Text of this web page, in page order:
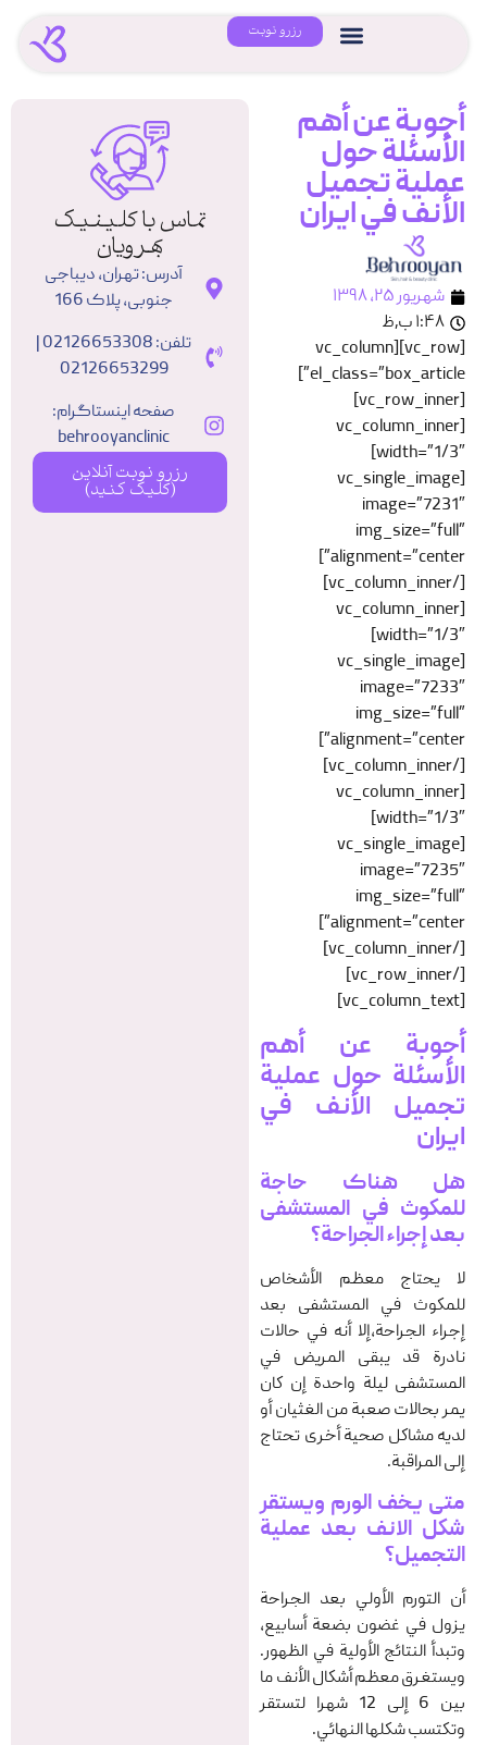
رزرو نوبت
أجوبة عن أهم
الأسئلة حول
عملیة تجمیل
الأنف في ایران
شهریور ۲۵, ۱۳۹۸
۱:۴۸ ب٫ظ
[vc_row][vc_column
el_class=”box_article”]
[vc_row_inner]
[vc_column_inner
width=”1/3″]
[vc_single_image
image=”7231″
img_size=”full”
alignment=”center”]
[/vc_column_inner]
[vc_column_inner
width=”1/3″]
[vc_single_image
image=”7233″
img_size=”full”
alignment=”center”]
[/vc_column_inner]
[vc_column_inner
width=”1/3″]
[vc_single_image
image=”7235″
img_size=”full”
alignment=”center”]
[/vc_column_inner]
[/vc_row_inner]
[vc_column_text]
أجوبة عن أهم
الأسئلة حول عملیة
تجمیل الأنف في
ایران
هل هناک حاجة
للمكوث في المستشفى
بعد إجراء الجراحة؟
لا يحتاج معظم الأشخاص
للمكوث في المستشفى بعد
إجراء الجراحة،إلا أنه في حالات
نادرة قد یبقى المریض في
المستشفى ليلة واحدة إن كان
یمر بحالات صعبة من الغثيان أو
لديه مشاكل صحية أخرى تحتاج
إلى المراقبة.
متى يخف الورم ويستقر
شكل الانف بعد عملية
التجميل؟
أن التورم الأولي بعد الجراحة
يزول في غضون بضعة أسابيع،
وتبدأ النتائج الأولیة في الظهور.
ویستغرق معظم أشكال الأنف ما
بين 6 إلى 12 شهرا لتستقر
وتكتسب شكلها النهائي.
تماس با کلینیک
بهرویان
آدرس: تهران، دیباجی
جنوبی، پلاک 166
02126653299
صفحه اینستاگرام:
behrooyanclinic
رزرو نوبت آنلاین
(کلیک کنید)